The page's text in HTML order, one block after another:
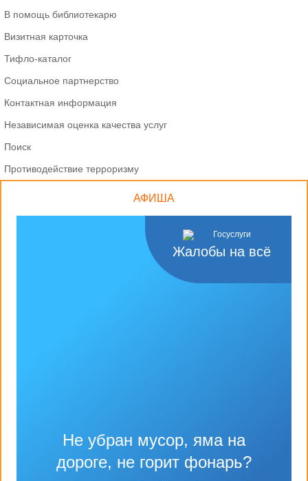
В помощь библиотекарю
Визитная карточка
Тифло-каталог
Социальное партнерство
Контактная информация
Независимая оценка качества услуг
Поиск
Противодействие терроризму
АФИША
Жалобы на всё
Не убран мусор, яма на
дороге, не горит фонарь?